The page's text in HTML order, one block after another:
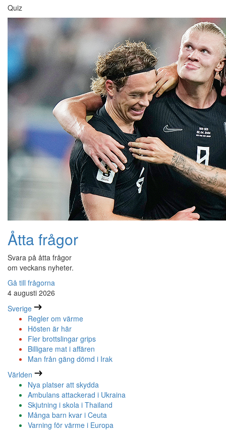
Quiz
Åtta frågor
Svara på åtta frågor
om veckans nyheter.
Gå till frågorna
4 augusti 2026
Sverige
Regler om värme
Hösten är här
Fler brottslingar grips
Billigare mat i affären
Man från gäng dömd i Irak
Världen
Nya platser att skydda
Ambulans attackerad i Ukraina
Skjutning i skola i Thailand
Många barn kvar i Ceuta
Varning för värme i Europa